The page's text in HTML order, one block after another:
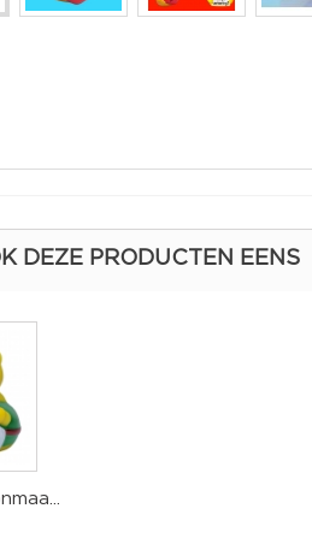
DEZE PRODUCTEN EENS